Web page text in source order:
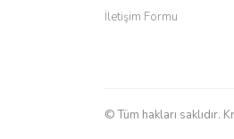
İletişim Formu
© Tüm hakları saklıdır.